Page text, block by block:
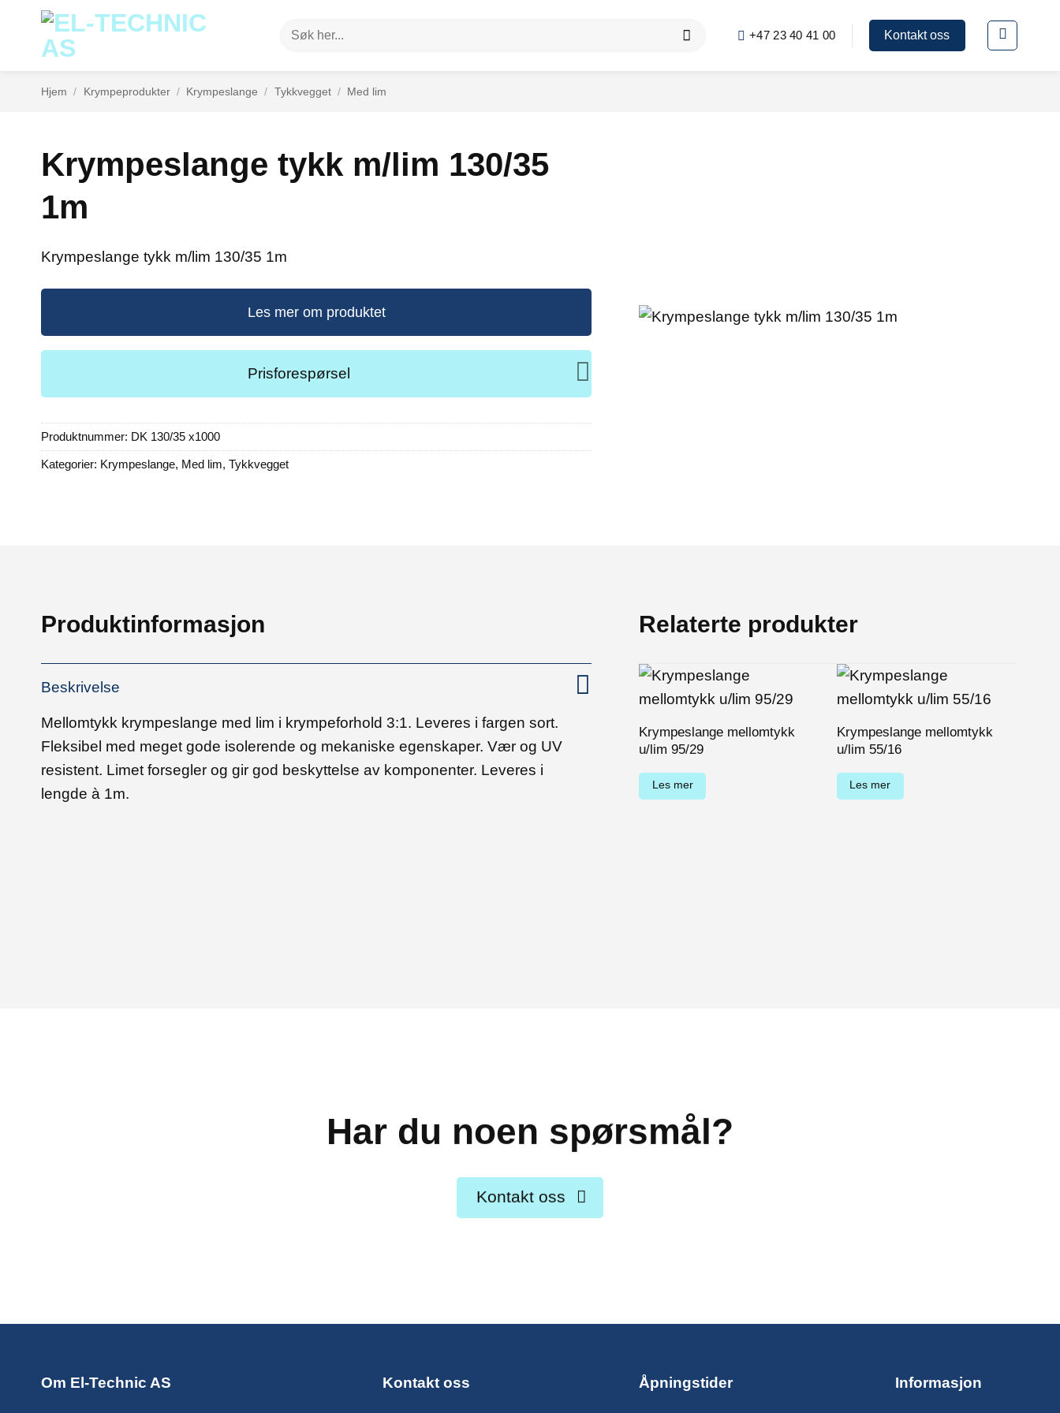
content
Søk
+47 23 40 41 00 Kontakt oss
Hjem / Krympeprodukter / Krympeslange / Tykkvegget / Med lim
Krympeslange tykk m/lim 130/35
1m
Krympeslange tykk m/lim 130/35 1m
Les mer om produktet
Prisforespørsel
Produktnummer: DK 130/35 x1000
Kategorier: Krympeslange, Med lim, Tykkvegget
Produktinformasjon
Beskrivelse
Mellomtykk krympeslange med lim i krympeforhold 3:1. Leveres i fargen sort.
Fleksibel med meget gode isolerende og mekaniske egenskaper. Vær og UV
resistent. Limet forsegler og gir god beskyttelse av komponenter. Leveres i
lengde à 1m.
Relaterte produkter
Krympeslange mellomtykk
u/lim 95/29
Les mer
Krympeslange mellomtykk
u/lim 55/16
Les mer
Har du noen spørsmål?
Kontakt oss
Om El-Technic AS Kontakt oss Åpningstider Informasjon